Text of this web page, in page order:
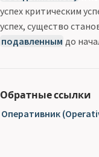
успех критическим
успех, существо
подавленным до
Обратные ссылки
Оперативник